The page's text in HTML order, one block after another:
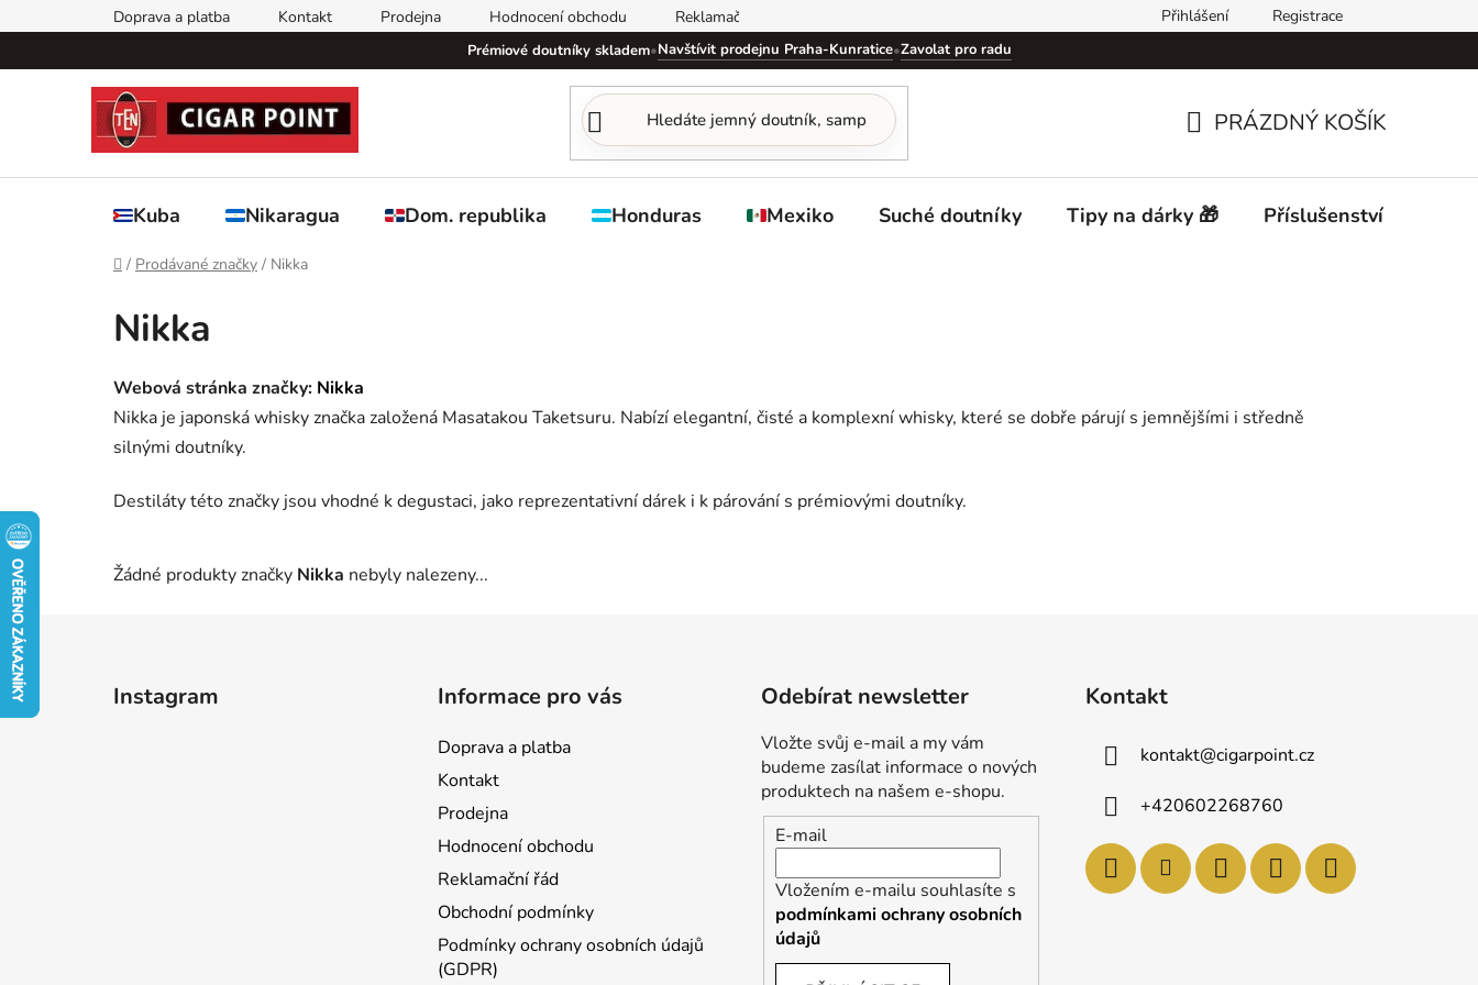
na
Doprava a platba Kontakt Prodejna Hodnocení obchodu Reklamační řád Podmínky ochrany osobních údajů (GDPR)
Přihlášení Registrace
Prémiové doutníky skladem•Navštívit prodejnu Praha-Kunratice•Zavolat pro radu
KOŠÍK
PRÁZDNÝ KOŠÍK
Kuba Nikaragua Dom. republika Honduras Mexiko Suché doutníky Tipy na dárky 🎁 Příslušenství
Domů
/ Prodávané značky / Nikka
Nikka
Webová stránka značky: Nikka
Nikka je japonská whisky značka založená Masatakou Taketsuru. Nabízí elegantní, čisté a komplexní whisky, které se dobře párují s jemnějšími i středně
silnými doutníky.
Destiláty této značky jsou vhodné k degustaci, jako reprezentativní dárek i k párování s prémiovými doutníky.
Žádné produkty značky Nikka nebyly nalezeny...
Z
á
p
Instagram Informace pro vás
Doprava a platba
Kontakt
Prodejna
Hodnocení obchodu
Reklamační řád
Obchodní podmínky
Podmínky ochrany osobních údajů
(GDPR)
Odebírat newsletter
Vložte svůj e-mail a my vám
budeme zasílat informace o nových
produktech na našem e-shopu.
E-mail
Vložením e-mailu souhlasíte s
podmínkami ochrany osobních
údajů
Kontakt
kontakt@cigarpoint.cz
+420602268760